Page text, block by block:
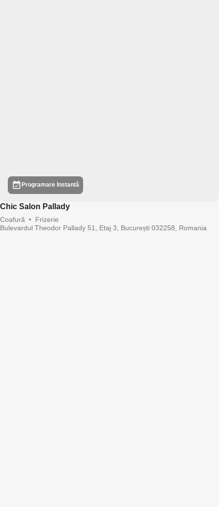
Programare Instantă
Chic Salon Pallady
Coafură • Frizerie
Bulevardul Theodor Pallady 51, Etaj 3, București 032258, Romania